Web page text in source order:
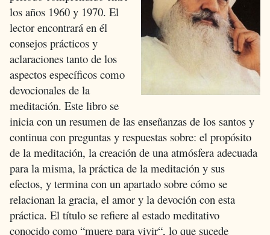
los años 1960 y 1970. El
lector encontrará en él
consejos prácticos y
aclaraciones tanto de los
aspectos específicos como
devocionales de la
meditación. Este libro se
inicia con un resumen de las enseñanzas de los santos y
continua con preguntas y respuestas sobre: el propósito
de la meditación, la creación de una atmósfera adecuada
para la misma, la práctica de la meditación y sus
efectos, y termina con un apartado sobre cómo se
relacionan la gracia, el amor y la devoción con esta
práctica. El título se refiere al estado meditativo
conocido como “muere para vivir“, lo que sucede